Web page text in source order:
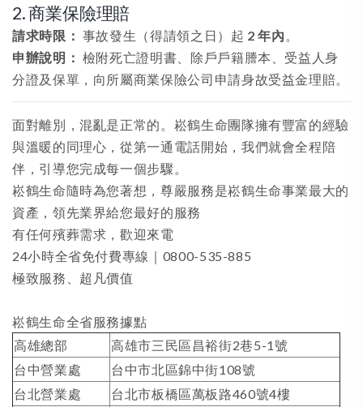
2. 商業保險理賠
請求時限： 事故發生（得請領之日）起 2 年內 。
申辦說明： 檢附死亡證明書、除戶戶籍謄本、受益人身
分證及保單，向所屬商業保險公司申請身故受益金理賠。
面對離別，混亂是正常的。崧鶴生命團隊擁有豐富的經驗
與溫暖的同理心，從第一通電話開始，我們就會全程陪
伴，引導您完成每一個步驟。
崧鶴生命隨時為您著想，尊嚴服務是崧鶴生命事業最大的
資產，領先業界給您最好的服務
有任何殯葬需求，歡迎來電
24小時全省免付費專線｜ 0800-535-885
極致服務、超凡價值
崧鶴生命全省服務據點
高雄總部
高雄市三民區昌裕街2巷5-1號
台中營業處
台中市北區錦中街108號
台北營業處
台北市板橋區萬板路460號4樓